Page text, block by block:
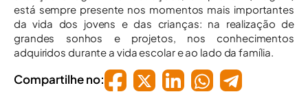
está sempre presente nos momentos mais importantes
da vida dos jovens e das crianças: na realização de
grandes sonhos e projetos, nos conhecimentos
adquiridos durante a vida escolar e ao lado da família.
Compartilhe no: